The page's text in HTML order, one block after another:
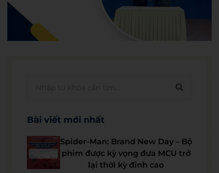
Bài viết mới nhất
Spider-Man: Brand New Day – Bộ
phim được kỳ vọng đưa MCU trở
lại thời kỳ đỉnh cao